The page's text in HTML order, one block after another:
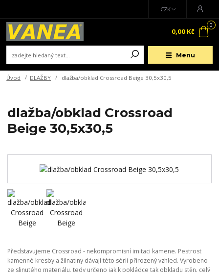
Menu
CZK
0
0,00 Kč
Úvod DLAŽBY dlažba/obklad Crossroad Beige 30,5x30,5
dlažba/obklad Crossroad
Beige 30,5x30,5
Představujeme Crossroad - nekompromisní imitaci kamene. Pestrost
kamenné kresby a žilnatiny dávají této sérii přirozený vzhled. Vyrobeno
ze slinutého materiálu, tedy určeno jak k pokládce tak obkladu stěn. celý